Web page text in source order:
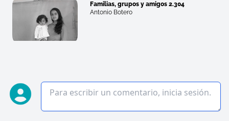
Familias, grupos y amigos 2.304
Antonio Botero